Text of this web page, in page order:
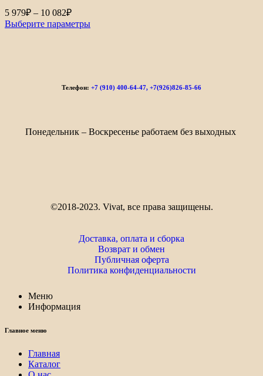
5 979₽ – 10 082₽
Выберите параметры
Телефон: +7 (910) 400-64-47, +7(926)826-85-66
Понедельник – Воскресенье работаем без выходных
©2018-2023. Vivat, все права защищены.
Доставка, оплата и сборка
Возврат и обмен
Публичная оферта
Политика конфиденциальности
Меню
Информация
Главное меню
Главная
Каталог